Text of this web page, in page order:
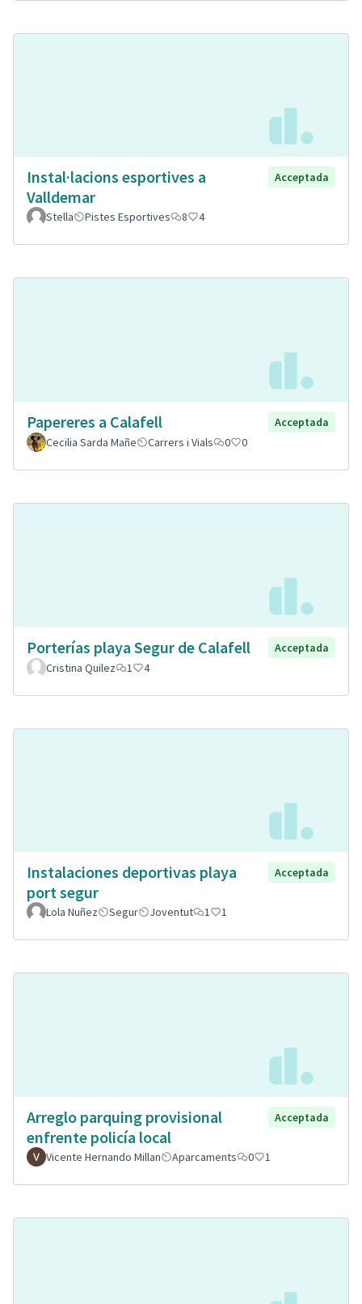
Instal·lacions esportives a
Valldemar
Acceptada
Stella Pistes Esportives 8 4
Papereres a Calafell
Acceptada
Cecilia Sarda Mañe
Carrers i Vials 0 0
Porterías playa Segur de Calafell
Acceptada
Cristina Quilez
1 4
Instalaciones deportivas playa
port segur
Acceptada
Lola Nuñez Segur Joventut 1 1
Arreglo parquing provisional
enfrente policía local
Acceptada
Vicente Hernando Millan Aparcaments 0 1